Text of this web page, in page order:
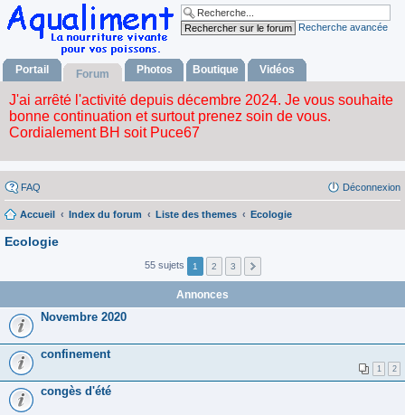
Recherche avancée
Portail Forum Photos Boutique Vidéos
FAQ Déconnexion
Accueil Index du forum Liste des themes Ecologie
Ecologie
55 sujets 1 2 3
Annonces
Novembre 2020
confinement
1 2
congès d'été